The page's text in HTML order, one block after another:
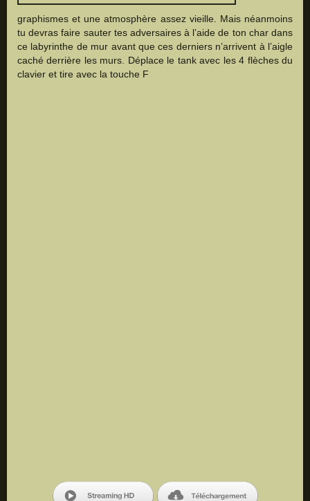
graphismes et une atmosphère assez vieille. Mais néanmoins
tu devras faire sauter tes adversaires à l’aide de ton char dans
ce labyrinthe de mur avant que ces derniers n’arrivent à l’aigle
caché derrière les murs. Déplace le tank avec les 4 flèches du
clavier et tire avec la touche F